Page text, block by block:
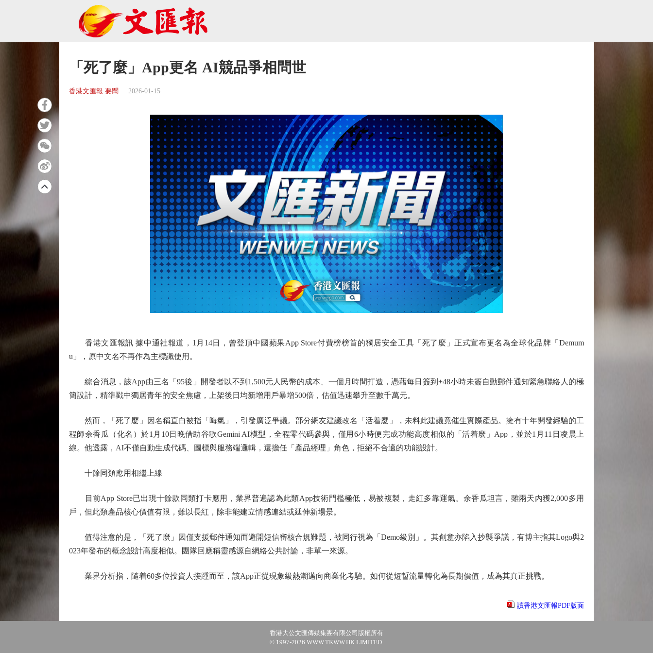
「死了麼」App更名 AI競品爭相問世
香港文匯報 要聞 2026-01-15
香港文匯報訊 據中通社報道，1月14日，曾登頂中國蘋果App Store付費榜榜首的獨居安全工具「死了麼」正式宣布更名為全球化品牌「Demum
u」，原中文名不再作為主標識使用。
綜合消息，該App由三名「95後」開發者以不到1,500元人民幣的成本、一個月時間打造，憑藉每日簽到+48小時未簽自動郵件通知緊急聯絡人的極
簡設計，精準戳中獨居青年的安全焦慮，上架後日均新增用戶暴增500倍，估值迅速攀升至數千萬元。
然而，「死了麼」因名稱直白被指「晦氣」，引發廣泛爭議。部分網友建議改名「活着麼」，未料此建議竟催生實際產品。擁有十年開發經驗的工
程師余香瓜（化名）於1月10日晚借助谷歌Gemini AI模型，全程零代碼參與，僅用6小時便完成功能高度相似的「活着麼」App，並於1月11日凌晨上
線。他透露，AI不僅自動生成代碼、圖標與服務端邏輯，還擔任「產品經理」角色，拒絕不合適的功能設計。
十餘同類應用相繼上線
目前App Store已出現十餘款同類打卡應用，業界普遍認為此類App技術門檻極低，易被複製，走紅多靠運氣。余香瓜坦言，雖兩天內獲2,000多用
戶，但此類產品核心價值有限，難以長紅，除非能建立情感連結或延伸新場景。
值得注意的是，「死了麼」因僅支援郵件通知而避開短信審核合規難題，被同行視為「Demo級別」。其創意亦陷入抄襲爭議，有博主指其Logo與2
023年發布的概念設計高度相似。團隊回應稱靈感源自網絡公共討論，非單一來源。
業界分析指，隨着60多位投資人接踵而至，該App正從現象級熱潮邁向商業化考驗。如何從短暫流量轉化為長期價值，成為其真正挑戰。
讀香港文匯報PDF版面
香港大公文匯傳媒集團有限公司版權所有
© 1997-2026 WWW.TKWW.HK LIMITED.